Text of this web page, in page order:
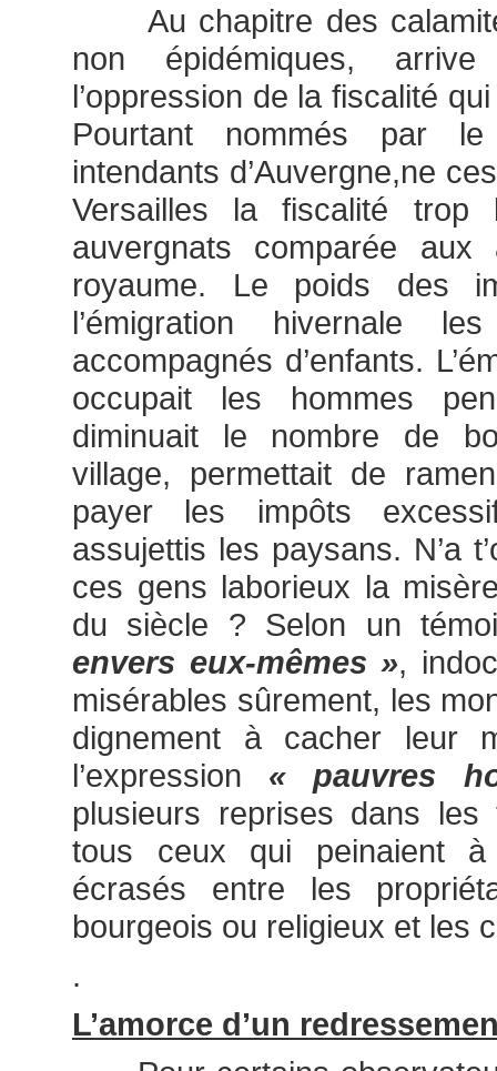
Au chapitre des
non épidémiques,
l’oppression de la fiscalité
Pourtant nommés par
intendants d’Auvergne,ne
Versailles la fiscalité trop
auvergnats comparée
royaume. Le poids des
l’émigration hivernale
accompagnés d’enfants.
occupait les hommes
diminuait le nombre de
village, permettait de
payer les impôts
assujettis les paysans. N’a
ces gens laborieux la
du siècle ? Selon un
envers eux-mêmes »,
misérables sûrement, les
dignement à cacher leur
l’expression « pauvres
plusieurs reprises dans les
tous ceux qui peinaient
écrasés entre les
bourgeois ou religieux et les
.
L’amorce d’un